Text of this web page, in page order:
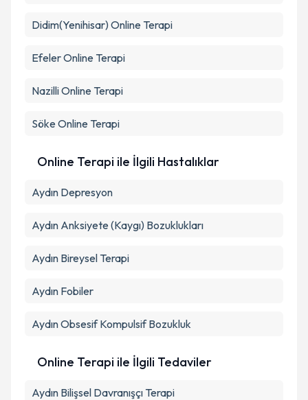
Didim(Yenihisar)Online Terapi
EfelerOnline Terapi
NazilliOnline Terapi
Söke Online Terapi
Online Terapi ile İlgili Hastalıklar
Aydın Depresyon
Aydın Anksiyete (Kaygı) Bozuklukları
Aydın Bireysel Terapi
Aydın Fobiler
Aydın Obsesif Kompulsif Bozukluk
Online Terapi ile İlgili Tedaviler
Aydın Bilişsel Davranışçı Terapi